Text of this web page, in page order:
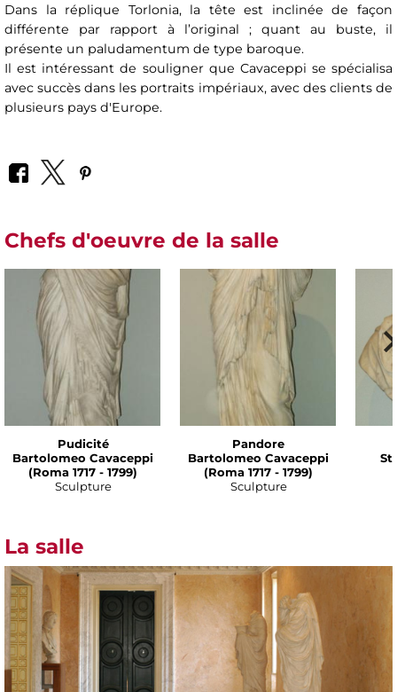
Dans la réplique Torlonia, la tête est inclinée de façon
différente par rapport à l’original ; quant au buste, il
présente un paludamentum de type baroque.
Il est intéressant de souligner que Cavaceppi se spécialisa
avec succès dans les portraits impériaux, avec des clients de
plusieurs pays d'Europe.
Chefs d'oeuvre de la salle
Pudicité
Bartolomeo Cavaceppi
(Roma 1717 - 1799)
Sculpture
Pandore
Bartolomeo Cavaceppi
(Roma 1717 - 1799)
Sculpture
La salle